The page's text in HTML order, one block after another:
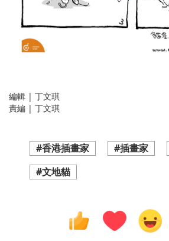
編輯 | 丁文琪
責編 | 丁文琪
#香港插畫家 #插畫家
#文地貓